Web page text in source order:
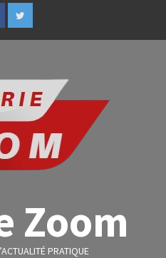
Zoom
PRATIQUE